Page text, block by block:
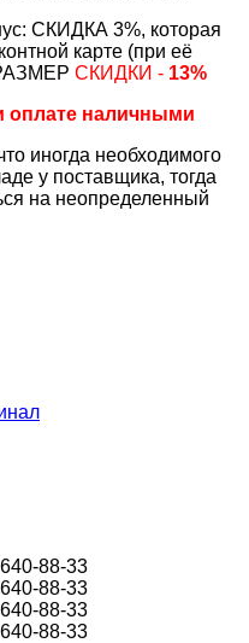
СКИДКА 3%, которая
карте (при её
СКИДКИ - 13%
оплате наличными
иногда необходимого
у поставщика, тогда
на неопределенный
88-33
88-33
88-33
88-33